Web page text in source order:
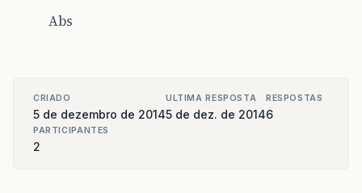
Abs
CRIADO
5 de dezembro de 2014
ULTIMA RESPOSTA
5 de dez. de 2014
RESPOSTAS
6
PARTICIPANTES
2